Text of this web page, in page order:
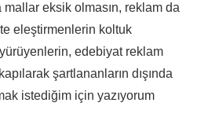
eksik olmasın, reklam da
eleştirmenlerin koltuk
edebiyat reklam
şartlananların dışında
istediğim için yazıyorum